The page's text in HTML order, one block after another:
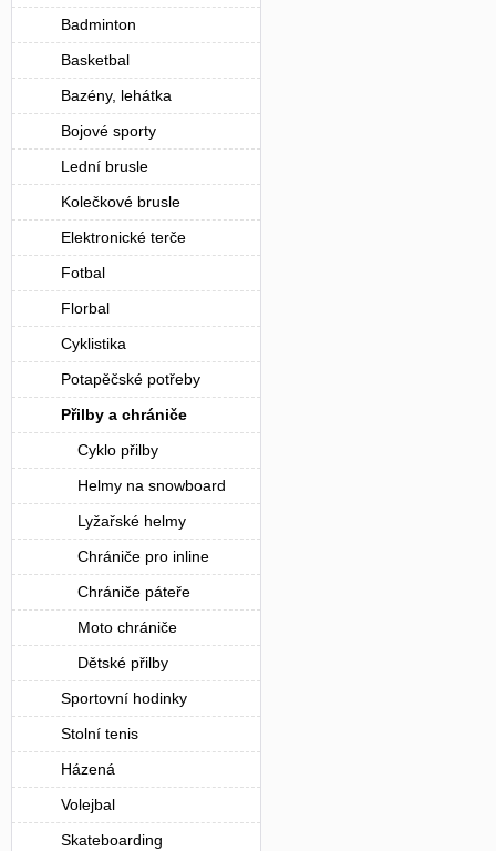
Badminton
Basketbal
Bazény, lehátka
Bojové sporty
Lední brusle
Kolečkové brusle
Elektronické terče
Fotbal
Florbal
Cyklistika
Potapěčské potřeby
Přilby a chrániče
Cyklo přilby
Helmy na snowboard
Lyžařské helmy
Chrániče pro inline
Chrániče páteře
Moto chrániče
Dětské přilby
Sportovní hodinky
Stolní tenis
Házená
Volejbal
Skateboarding